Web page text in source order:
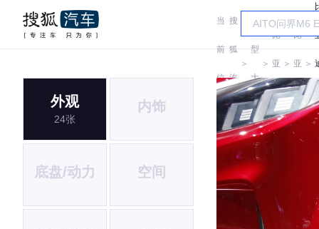
当
前
位
置:
搜
狐
汽
车
＞
车
型
大
全
＞
比
亚
迪
＞
比
亚
迪
＞
外观
24张
内饰
底盘/动力 空间